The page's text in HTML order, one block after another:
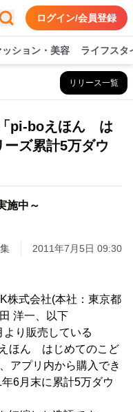
ログイン/会員登録
ッション・美容 ライフスタ
リリース一覧
pi‐boえほん は
ズ累計5万ダウ
施中～
2011年7月5日 09:30
株式会社(本社：東京都
洋一、以下
より販売している
ほん はじめてのこど
アプリ内から購入でき
6月末に累計5万ダウ